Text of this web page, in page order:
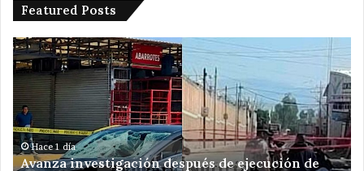
Featured Posts
de
Da
banderazo
Velázquez
Romero
a
ampliación
de
redHace 1 día